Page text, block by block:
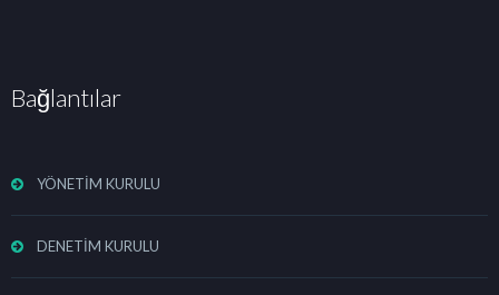
Bağlantılar
YÖNETİM KURULU
DENETİM KURULU